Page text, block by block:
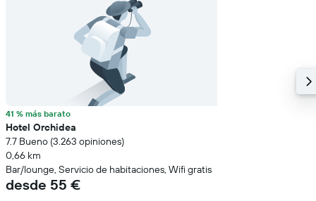
41 % más barato
Hotel Orchidea
7.7 Bueno (3.263 opiniones)
0,66 km
Bar/lounge, Servicio de habitaciones, Wifi gratis
desde 55 €